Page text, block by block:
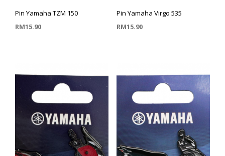
Pin Yamaha TZM 150
RM15.90
Pin Yamaha Virgo 535
RM15.90